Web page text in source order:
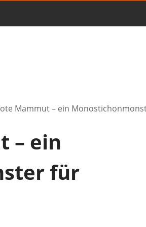
Mammut – ein
– ein
für